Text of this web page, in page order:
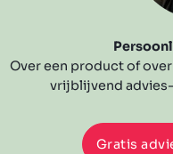
Over een product of
vrijblijvend
Gratis